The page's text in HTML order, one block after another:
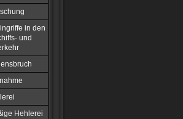
in den
und
Hehlerei